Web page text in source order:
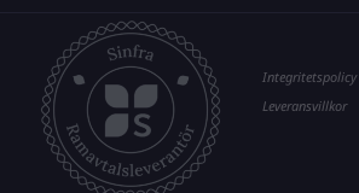
Integritetspolicy
Leveransvillkor